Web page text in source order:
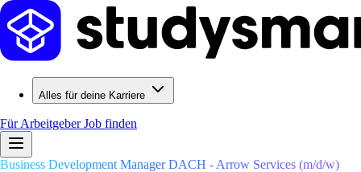
Alles für deine Karriere
Für ArbeitgeberJob finden
Business Development Manager DACH - Arrow Services (m/d/w)